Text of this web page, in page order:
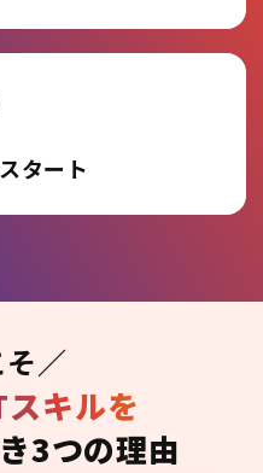
タート
／
キルを
3つの理由